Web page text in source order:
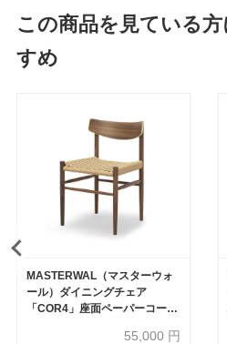
この商品を見ている
すめ
MASTERWAL（マスターウォ
ール）ダイニングチェア
「COR4」座面ペーパーコード
55,000 円